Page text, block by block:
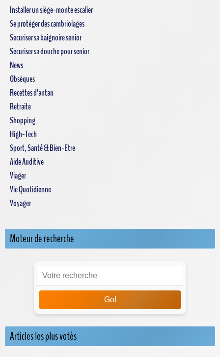
Installer un siège-monte escalier
Se protéger des cambriolages
Sécuriser sa baignoire senior
Sécuriser sa douche pour senior
News
Obsèques
Recettes d'antan
Retraite
Shopping
High-Tech
Sport, Santé & Bien-Etre
Aide Auditive
Viager
Vie Quotidienne
Voyager
Moteur de recherche
Go!
Articles les plus votés